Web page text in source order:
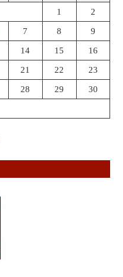
1 2
7 8 9
14 15 16
21 22 23
28 29 30